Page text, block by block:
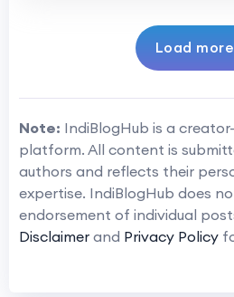
Load
Note: IndiBlogHub is a
platform. All content is
authors and reflects their
expertise. IndiBlogHub does
endorsement of individual
Disclaimer and Privacy Policy